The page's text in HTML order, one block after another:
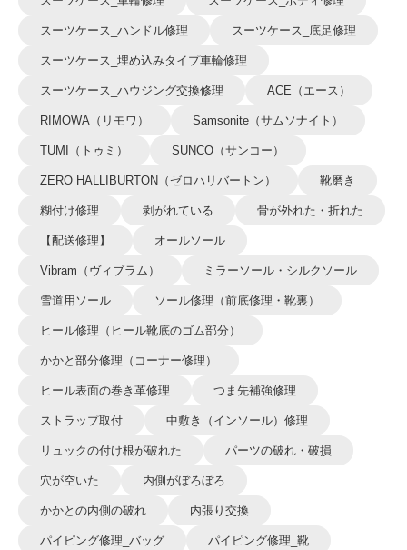
スーツケース_ハンドル修理 スーツケース_底足修理
スーツケース_埋め込みタイプ車輪修理
スーツケース_ハウジング交換修理 ACE（エース）
RIMOWA（リモワ） Samsonite（サムソナイト）
TUMI（トゥミ） SUNCO（サンコー）
ZERO HALLIBURTON（ゼロハリバートン） 靴磨き
糊付け修理 剥がれている 骨が外れた・折れた
【配送修理】 オールソール
Vibram（ヴィブラム） ミラーソール・シルクソール
雪道用ソール ソール修理（前底修理・靴裏）
ヒール修理（ヒール靴底のゴム部分）
かかと部分修理（コーナー修理）
ヒール表面の巻き革修理 つま先補強修理
ストラップ取付 中敷き（インソール）修理
リュックの付け根が破れた パーツの破れ・破損
穴が空いた 内側がぼろぼろ
かかとの内側の破れ 内張り交換
パイピング修理_バッグ パイピング修理_靴